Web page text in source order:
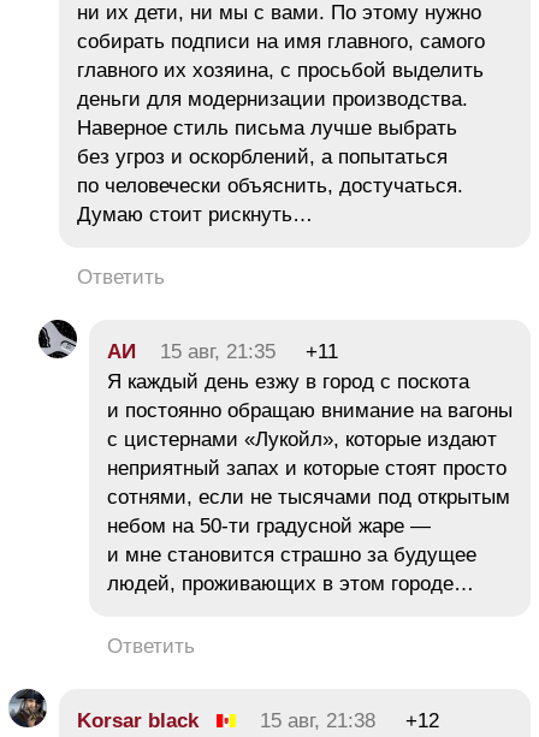
ни их дети, ни мы с вами. По этому нужно
собирать подписи на имя главного, самого
главного их хозяина, с просьбой выделить
деньги для модернизации производства.
Наверное стиль письма лучше выбрать
без угроз и оскорблений, а попытаться
по человечески объяснить, достучаться.
Думаю стоит рискнуть…
Ответить
АИ 15 авг, 21:35
+11
Я каждый день езжу в город с поскота
и постоянно обращаю внимание на вагоны
с цистернами «Лукойл», которые издают
неприятный запах и которые стоят просто
сотнями, если не тысячами под открытым
небом на 50-ти градусной жаре —
и мне становится страшно за будущее
людей, проживающих в этом городе…
Ответить
Korsar black 15 авг, 21:38
+12